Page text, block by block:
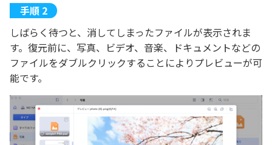
しばらく待つと、消してしまったファイルが表示されま
す。復元前に、写真、ビデオ、音楽、ドキュメントなどの
ファイルをダブルクリックすることによりプレビューが可
能です。